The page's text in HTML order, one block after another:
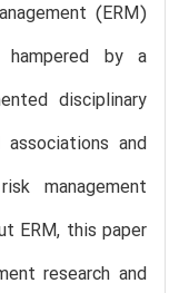
(ERM)
hampered by a
disciplinary
and
management
ERM, this paper
research and